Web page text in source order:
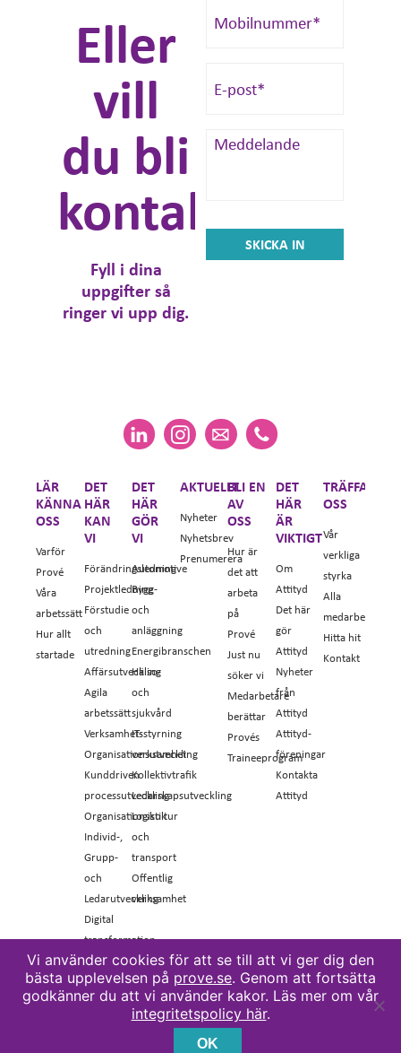
Eller
vill
du bli
kontaktad?
Fyll i dina
uppgifter så
ringer vi upp dig.
LÄR
KÄNNA
OSS
Varför
Prové
Våra
arbetssätt
Hur allt
startade
DET
HÄR
KAN
VI
Förändringsledning
Projektledning
Förstudie
och
utredning
Affärsutveckling
Agila
arbetssätt
Verksamhetsstyrning
Organisationsutveckling
Kunddriven
processutveckling
Organisationskultur
Individ-,
Grupp-
och
Ledarutveckling
Digital
transformation
DET
HÄR
GÖR
VI
Automotive
Bygg-
och
anläggning
Energibranschen
Hälso-
och
sjukvård
IT-
verksamhet
Kollektivtrafik
Ledarskapsutveckling
Logistik
och
transport
Offentlig
verksamhet
AKTUELLT
Nyheter
Nyhetsbrev
Prenumerera
BLI EN
AV
OSS
Hur är
det att
arbeta
på
Prové
Just nu
söker vi
Medarbetare
berättar
Provés
Traineeprogram
DET
HÄR
ÄR
VIKTIGT
Om
Attityd
Det här
gör
Attityd
Nyheter
från
Attityd
Attityd-
föreningar
Kontakta
Attityd
TRÄFFA
OSS
Vår
verkliga
styrka
Alla
medarbetare
Hitta hit
Kontakt
Vi använder cookies för att se till att vi ger dig den
bästa upplevelsen på prove.se. Genom att fortsätta
godkänner du att vi använder kakor. Läs mer om vår
integritetspolicy här.
OK